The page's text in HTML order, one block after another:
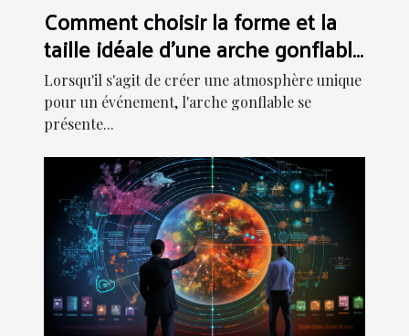
Comment choisir la forme et la
taille idéale d'une arche gonflable
pour votre événement
Lorsqu'il s'agit de créer une atmosphère unique
pour un événement, l'arche gonflable se
présente...